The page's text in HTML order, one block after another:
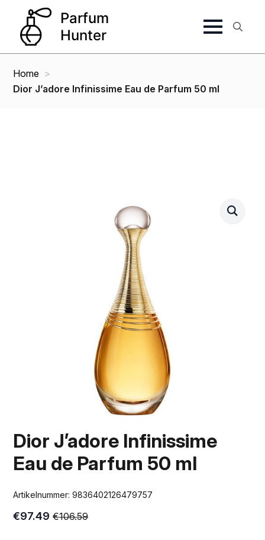
Home
Dior J’adore Infinissime Eau de Parfum 50 ml
Dior J’adore Infinissime
Eau de Parfum 50 ml
Artikelnummer:9836402126479757
€106.59
Oorspronkelijke
€97.49
Huidige